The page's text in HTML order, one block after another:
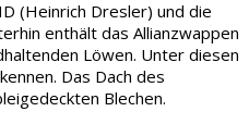
(Heinrich Dresler) und die
enthält das Allianzwappen
Löwen. Unter diesen
Das Dach des
Blechen.